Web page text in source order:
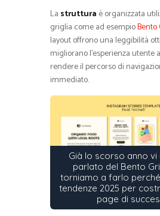
La struttura è organizzata
griglia come ad esempioBento
layout offrono una leggibilità
migliorano l’esperienza utente
rendere il percorso di
immediato.
Già lo scorso anno
parlato del Bento
torniamo a farlo
tendenze 2025 per
page di